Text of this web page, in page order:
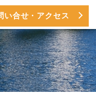
い合せ・アクセス